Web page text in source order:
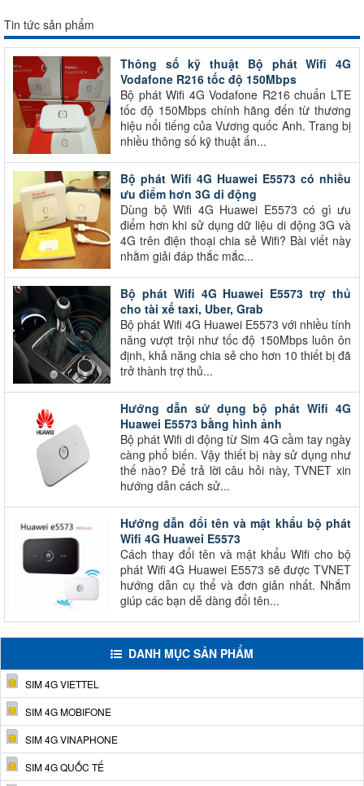
Tin tức sản phẩm
Thông số kỹ thuật Bộ phát Wifi 4G
Vodafone R216 tốc độ 150Mbps
Bộ phát Wifi 4G Vodafone R216 chuẩn LTE
tốc độ 150Mbps chính hãng đến từ thương
hiệu nổi tiếng của Vương quốc Anh. Trang bị
nhiều thông số kỹ thuật ấn...
Bộ phát Wifi 4G Huawei E5573 có nhiều
ưu điểm hơn 3G di động
Dùng bộ Wifi 4G Huawei E5573 có gì ưu
điểm hơn khi sử dụng dữ liệu di động 3G và
4G trên điện thoại chia sẻ Wifi? Bài viết này
nhằm giải đáp thắc mắc...
Bộ phát Wifi 4G Huawei E5573 trợ thủ
cho tài xế taxi, Uber, Grab
Bộ phát Wifi 4G Huawei E5573 với nhiều tính
năng vượt trội như tốc độ 150Mbps luôn ôn
định, khả năng chia sẻ cho hơn 10 thiết bị đã
trở thành trợ thủ...
Hướng dẫn sử dụng bộ phát Wifi 4G
Huawei E5573 bằng hình ảnh
Bộ phát Wifi di động từ Sim 4G cầm tay ngày
càng phổ biến. Vậy thiết bị này sử dụng như
thế nào? Để trả lời câu hỏi này, TVNET xin
hướng dẫn cách sử...
Hướng dẫn đổi tên và mật khẩu bộ phát
Wifi 4G Huawei E5573
Cách thay đổi tên và mật khẩu Wifi cho bộ
phát Wifi 4G Huawei E5573 sẽ được TVNET
hướng dẫn cụ thể và đơn giản nhất. Nhắm
giúp các bạn dễ dàng đổi tên...
DANH MỤC SẢN PHẨM
SIM 4G VIETTEL
SIM 4G MOBIFONE
SIM 4G VINAPHONE
SIM 4G QUỐC TẾ